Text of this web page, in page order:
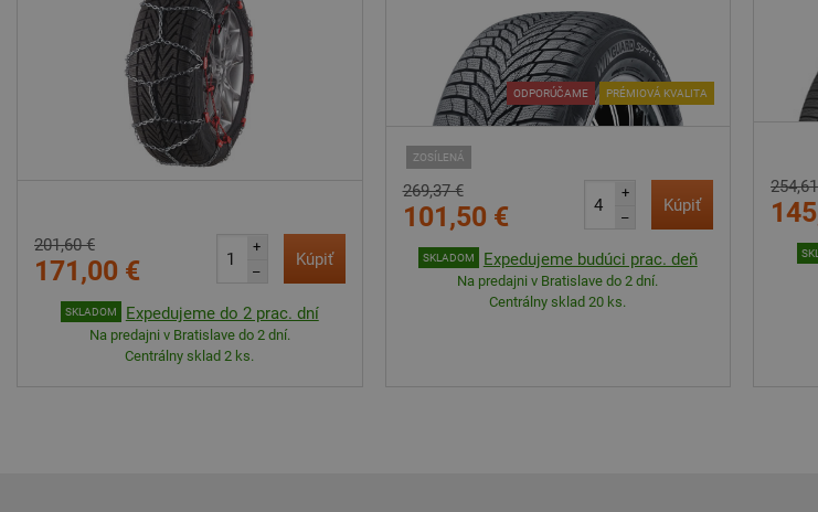
201,60 €
171,00 €
+
–
Kúpiť
SKLADOM Expedujeme do 2 prac. dní
Na predajni v Bratislave do 2 dní.
Centrálny sklad 2 ks.
ZOSÍLENÁ
ODPORÚČAME PRÉMIOVÁ KVALITA
269,37 €
101,50 €
+
–
Kúpiť
SKLADOM Expedujeme budúci prac. deň
Na predajni v Bratislave do 2 dní.
Centrálny sklad 20 ks.